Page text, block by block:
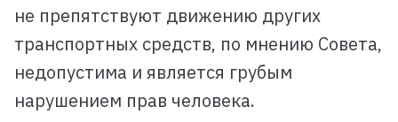
не препятствуют движению других
транспортных средств, по мнению Совета,
недопустима и является грубым
нарушением прав человека.